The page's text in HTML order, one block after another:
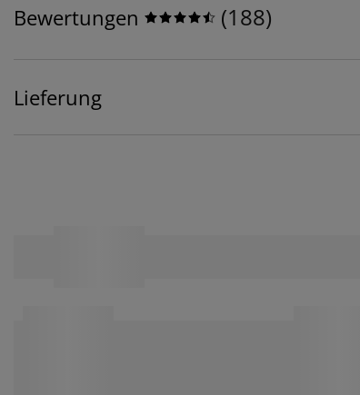
Bewertungen (188)
Lieferung